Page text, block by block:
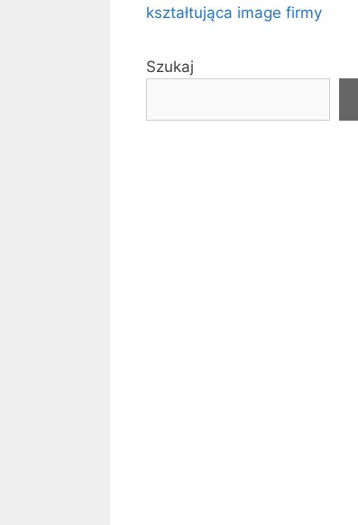
kształtująca image firmy
Szukaj